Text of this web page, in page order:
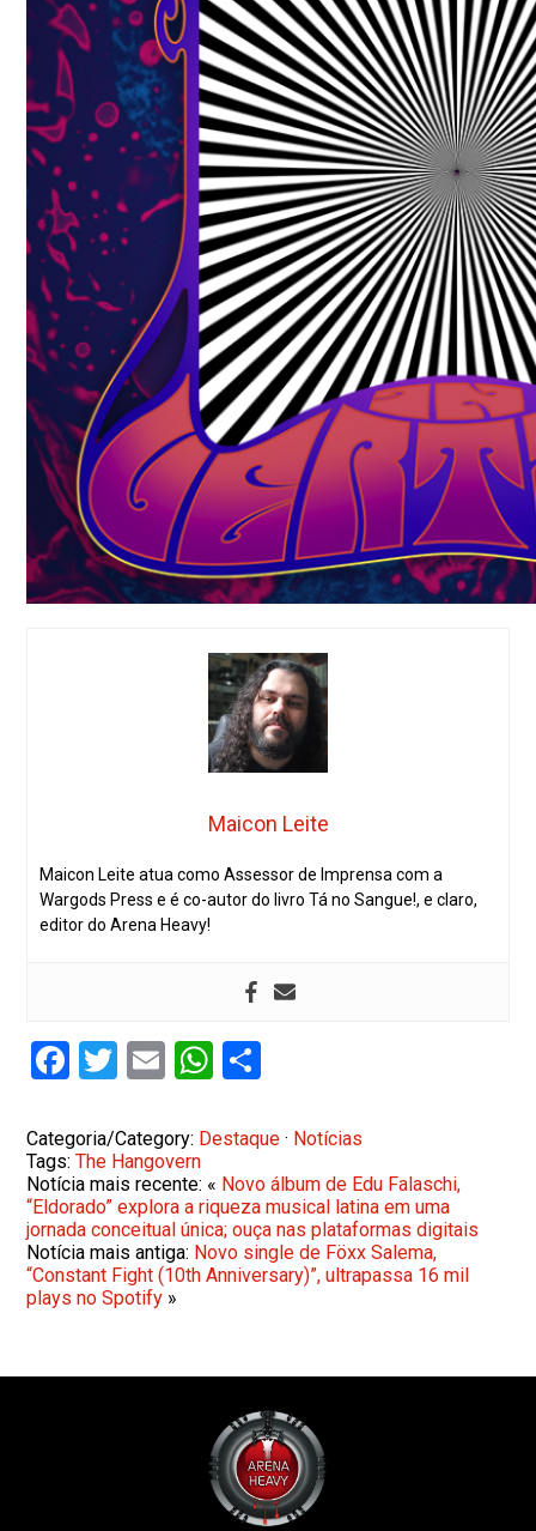
Maicon Leite
Maicon Leite atua como Assessor de Imprensa com a
Wargods Press e é co-autor do livro Tá no Sangue!, e claro,
editor do Arena Heavy!
Facebook
Twitter
EmailWhatsApp
Categoria/Category: Destaque · Notícias
Tags:The Hangovern
Notícia mais recente: « Novo álbum de Edu Falaschi,
“Eldorado” explora a riqueza musical latina em uma
jornada conceitual única; ouça nas plataformas digitais
Notícia mais antiga: Novo single de Föxx Salema,
“Constant Fight (10th Anniversary)”, ultrapassa 16 mil
plays no Spotify »